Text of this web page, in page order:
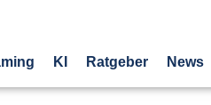
KI Ratgeber News